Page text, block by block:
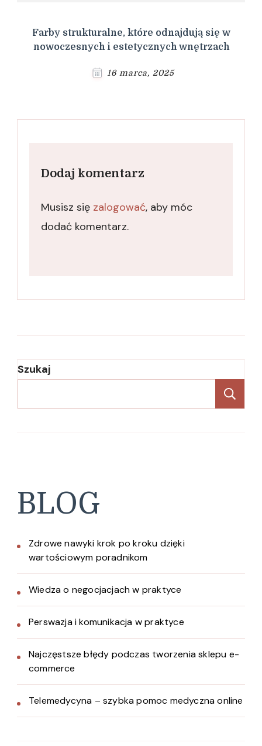
Farby strukturalne, które odnajdują się w
nowoczesnych i estetycznych wnętrzach
16 marca, 2025
Dodaj komentarz
Musisz się zalogować, aby móc
dodać komentarz.
Szukaj
BLOG
Zdrowe nawyki krok po kroku dzięki
wartościowym poradnikom
Wiedza o negocjacjach w praktyce
Perswazja i komunikacja w praktyce
Najczęstsze błędy podczas tworzenia sklepu e-
commerce
Telemedycyna – szybka pomoc medyczna online